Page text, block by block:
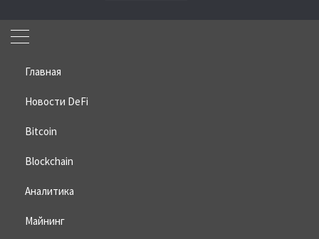
Главная
Новости DeFi
Bitcoin
Blockchain
Аналитика
Майнинг
Home»Новости DeFi
отмечает резкий рост
криптовалютной активности